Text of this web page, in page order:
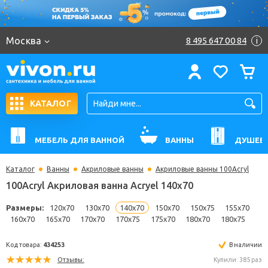
Москва 8 495 647 00 84 i
КАТАЛОГ
МЕБЕЛЬ ДЛЯ ВАННОЙ ВАННЫ
Каталог Ванны Акриловые ванны Акриловые ванны 100Acryl
100Acryl Акриловая ванна Acryel 140x70
160x70 165x70 180x70